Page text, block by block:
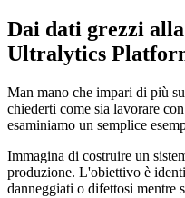
Dai dati grezzi
Ultralytics
Man mano che impari di più
chiederti come sia lavorare
esaminiamo un semplice
Immagina di costruire un
produzione. L'obiettivo è
danneggiati o difettosi mentre